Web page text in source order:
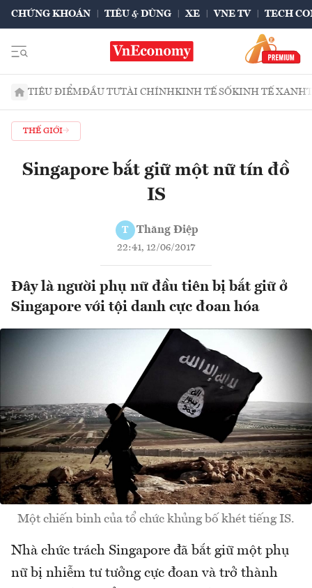
CHỨNG KHOÁN TIÊU & DÙNG XE VNE TV TECH
TIÊU ĐIỂMĐẦU TƯTÀI CHÍNHKINH TẾ SỐKINH TẾ XANH
THẾ GIỚI
Singapore bắt giữ một nữ tín đồ
IS
T Thăng Điệp
22:41, 12/06/2017
Đây là người phụ nữ đầu tiên bị bắt giữ ở
Singapore với tội danh cực đoan hóa
Một chiến binh của tổ chức khủng bố khét tiếng IS.
Nhà chức trách Singapore đã bắt giữ một phụ
nữ bị nhiễm tư tưởng cực đoan và trở thành